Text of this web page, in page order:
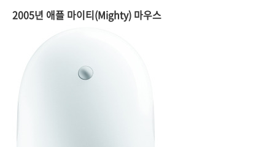
2005년 애플 마이티(Mighty) 마우스